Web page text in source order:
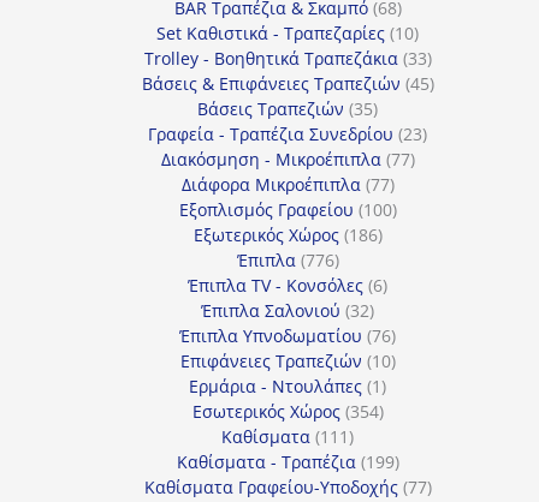
προϊόντα
BAR Τραπέζια & Σκαμπό 6868
προϊόντα
Set Καθιστικά - Τραπεζαρίες 1010
προϊόντα
Trolley - Βοηθητικά Τραπεζάκια 3333
προϊόντα
Βάσεις & Επιφάνειες Τραπεζιών 4545
Βάσεις Τραπεζιών 3535
προϊόντα
Γραφεία - Τραπέζια Συνεδρίου 2323
Διακόσμηση - Μικροέπιπλα 7777
Διάφορα Μικροέπιπλα 7777
προϊόντα
Εξοπλισμός Γραφείου 100100
Εξωτερικός Χώρος 186186
Έπιπλα 776776
προϊόντα
Έπιπλα TV - Κονσόλες 66
Έπιπλα Σαλονιού 3232
προϊόντα
Έπιπλα Υπνοδωματίου 7676
προϊόντα
Επιφάνειες Τραπεζιών 1010
Ερμάρια - Ντουλάπες 11
προϊόν
Εσωτερικός Χώρος 354354
Καθίσματα 111111
προϊόντα
Καθίσματα - Τραπέζια 199199
προϊόντα
Καθίσματα Γραφείου-Υποδοχής 7777